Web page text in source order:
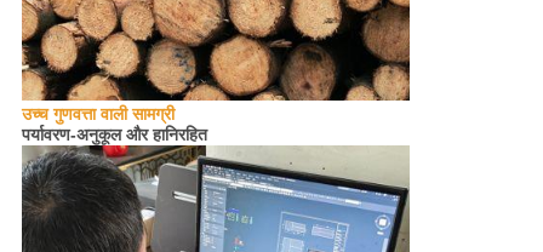
उच्च गुणवत्ता वाली सामग्री
पर्यावरण-अनुकूलऔर हानिरहित